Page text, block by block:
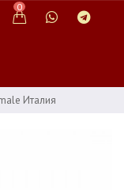
0
Италия